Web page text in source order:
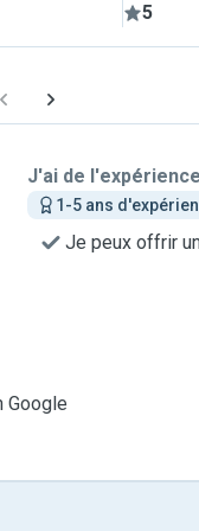
5
J'ai de
1-5 ans
Je peux offrir
Google